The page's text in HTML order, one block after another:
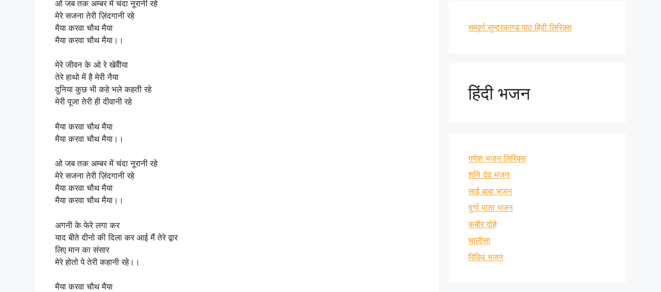
ओ जब तक अम्बर में चंदा नूरानी रहे
मेरे सजना तेरी ज़िंदगानी रहे
मैया करवा चौथ मैया
मैया करवा चौथ मैया।।
मेरे जीवन के ओ रे खेवैीया
तेरे हाथो में है मेरी नैया
दुनिया कुछ भी कहे भले कहती रहे
मेरी पूजा तेरी ही दीवानी रहे
मैया करवा चौथ मैया
मैया करवा चौथ मैया।।
ओ जब तक अम्बर में चंदा नूरानी रहे
मेरे सजना तेरी ज़िंदगानी रहे
मैया करवा चौथ मैया
मैया करवा चौथ मैया।।
अगनी के फेरे लगा कर
याद बीते दीनो की दिला कर आई मैं तेरे द्वार
लिए मान का संसार
मेरे होतो पे तेरी कहानी रहे।।
मैया करवा चौथ मैया
सम्पूर्ण सुन्दरकाण्ड पाठ हिंदी लिरिक्स
हिंदी भजन
गणेश भजन लिरिक्स
शनि देव भजन
साई बाबा भजन
दुर्गा माता भजन
कबीर दोहे
चालीसा
विविध भजन